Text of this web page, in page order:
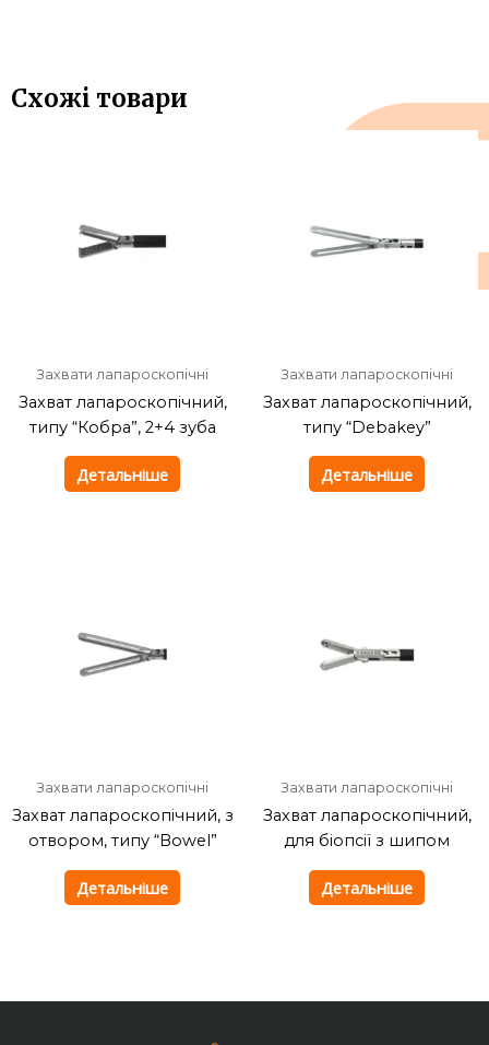
Схожі товари
Захвати лапароскопічні
Захват лапароскопічний,
типу “Кобра”, 2+4 зуба
Детальніше
Захвати лапароскопічні
Захват лапароскопічний,
типу “Debakey”
Детальніше
Захвати лапароскопічні
Захват лапароскопічний, з
отвором, типу “Bowel”
Детальніше
Захвати лапароскопічні
Захват лапароскопічний,
для біопсії з шипом
Детальніше